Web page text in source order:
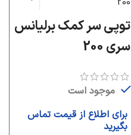
توپی سر کمک برلیانس
سری 200
موجود است
برای اطلاع از قیمت تماس
بگیرید